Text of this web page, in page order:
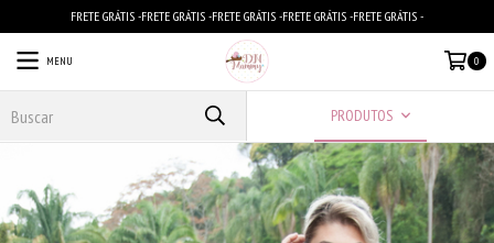
FRETE GRÁTIS -FRETE GRÁTIS -FRETE GRÁTIS -FRETE GRÁTIS -FRETE GRÁTIS -
MENU 0
PRODUTOS